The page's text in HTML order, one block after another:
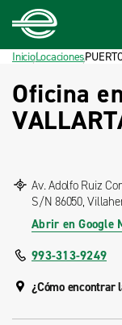
Inicio
Pie de página
InicioLocaciones
Oficina
Av. Adolfo Ruiz
S/N 86050,
Abrir en Google
993-313-9249
¿Cómo encontrar